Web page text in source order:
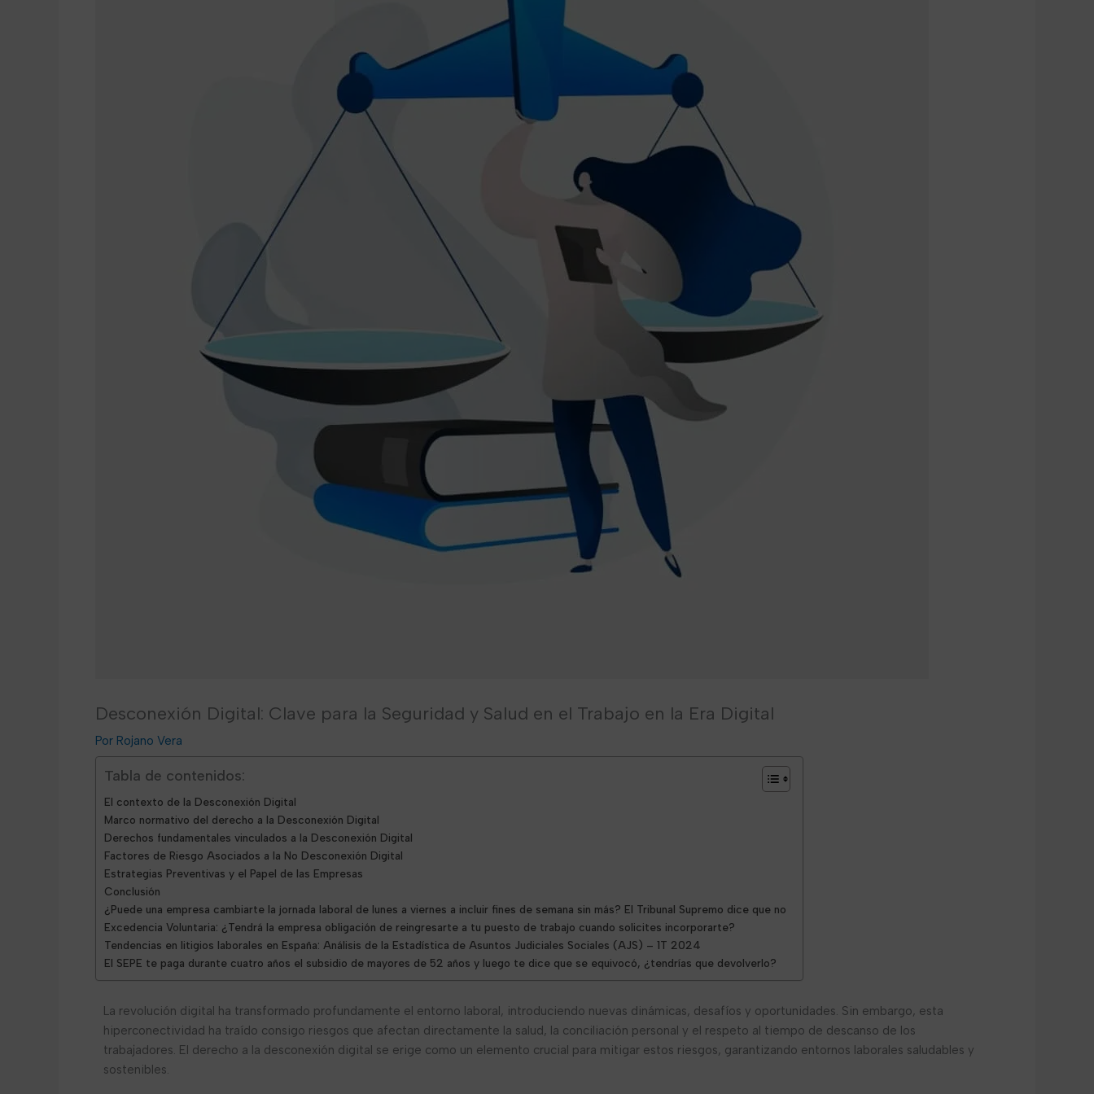
Desconexión Digital: Clave para la Seguridad y Salud en el Trabajo en la Era Digital
Rojano Vera
Tabla de contenidos:
El contexto de la Desconexión Digital
Marco normativo del derecho a la Desconexión Digital
Derechos fundamentales vinculados a la Desconexión Digital
Factores de Riesgo Asociados a la No Desconexión Digital
Estrategias Preventivas y el Papel de las Empresas
Conclusión
¿Puede una empresa cambiarte la jornada laboral de lunes a viernes a incluir fines de semana sin más? El Tribunal Supremo dice que no
Excedencia Voluntaria: ¿Tendrá la empresa obligación de reingresarte a tu puesto de trabajo cuando solicites incorporarte?
Tendencias en litigios laborales en España: Análisis de la Estadística de Asuntos Judiciales Sociales (AJS) – 1T 2024
El SEPE te paga durante cuatro años el subsidio de mayores de 52 años y luego te dice que se equivocó, ¿tendrías que devolverlo?
La revolución digital ha transformado profundamente el entorno laboral, introduciendo nuevas dinámicas, desafíos y oportunidades. Sin embargo, esta
hiperconectividad ha traído consigo riesgos que afectan directamente la salud, la conciliación personal y el respeto al tiempo de descanso de los
trabajadores. El derecho a la desconexión digital se erige como un elemento crucial para mitigar estos riesgos, garantizando entornos laborales saludables y
sostenibles.